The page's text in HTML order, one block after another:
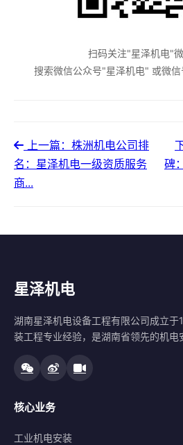
扫码关注"星泽机电"
搜索微信公众号"星泽机电" 或微
上一篇：株洲机电公司排
名：星泽机电一级资质服务
商...
碑
星泽机电
湖南星泽机电设备工程有限公司成立
装工程专业经验，是湖南省领先的机电
核心业务
工业机电安装